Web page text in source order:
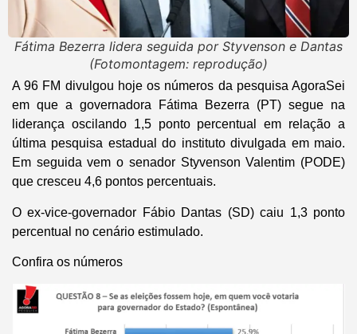
Fátima Bezerra lidera seguida por Styvenson e Dantas
(Fotomontagem: reprodução)
A 96 FM divulgou hoje os números da pesquisa AgoraSei
em que a governadora Fátima Bezerra (PT) segue na
liderança oscilando 1,5 ponto percentual em relação a
última pesquisa estadual do instituto divulgada em maio.
Em seguida vem o senador Styvenson Valentim (PODE)
que cresceu 4,6 pontos percentuais.
O ex-vice-governador Fábio Dantas (SD) caiu 1,3 ponto
percentual no cenário estimulado.
Confira os números